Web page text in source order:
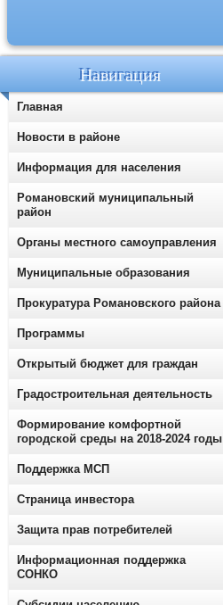
Навигация
Главная
Новости в районе
Информация для населения
Романовский муниципальный
район
Органы местного самоуправления
Муниципальные образования
Прокуратура Романовского района
Программы
Открытый бюджет для граждан
Градостроительная деятельность
Формирование комфортной
городской среды на 2018-2024 годы
Поддержка МСП
Страница инвестора
Защита прав потребителей
Информационная поддержка
СОНКО